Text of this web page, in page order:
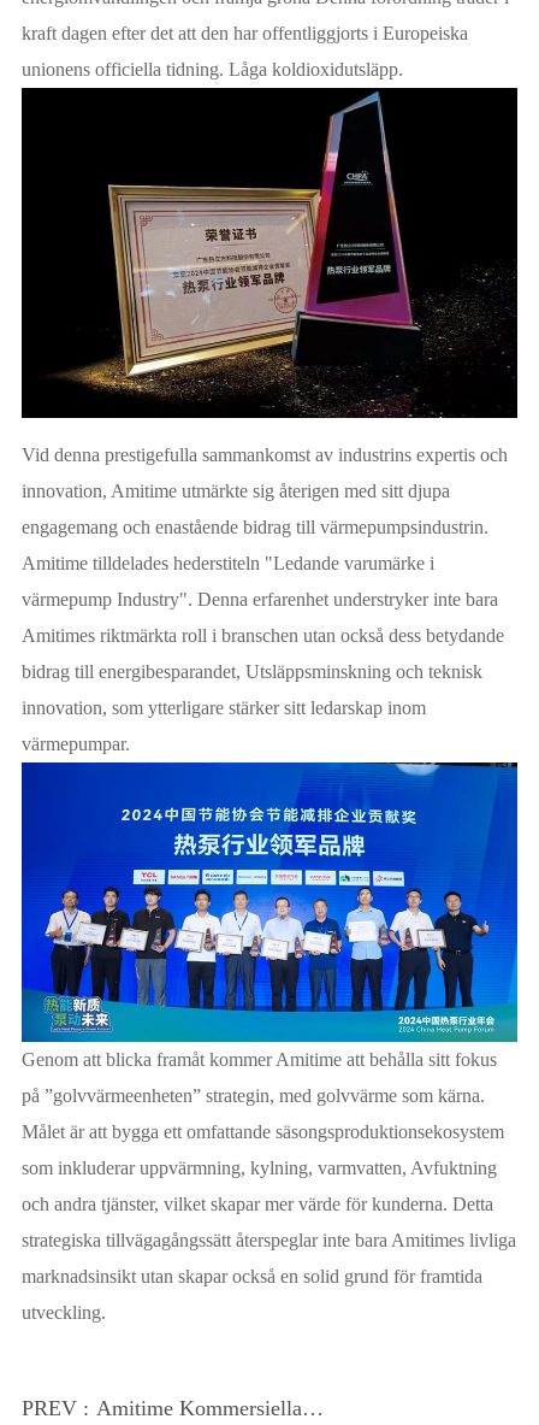
kraft dagen efter det att den har offentliggjorts i Europeiska
unionens officiella tidning. Låga koldioxidutsläpp.
Vid denna prestigefulla sammankomst av industrins expertis och
innovation, Amitime utmärkte sig återigen med sitt djupa
engagemang och enastående bidrag till värmepumpsindustrin.
Amitime tilldelades hederstiteln "Ledande varumärke i
värmepump Industry". Denna erfarenhet understryker inte bara
Amitimes riktmärkta roll i branschen utan också dess betydande
bidrag till energibesparandet, Utsläppsminskning och teknisk
innovation, som ytterligare stärker sitt ledarskap inom
värmepumpar.
Genom att blicka framåt kommer Amitime att behålla sitt fokus
på ”golvvärmeenheten” strategin, med golvvärme som kärna.
Målet är att bygga ett omfattande säsongsproduktionsekosystem
som inkluderar uppvärmning, kylning, varmvatten, Avfuktning
och andra tjänster, vilket skapar mer värde för kunderna. Detta
strategiska tillvägagångssätt återspeglar inte bara Amitimes livliga
marknadsinsikt utan skapar också en solid grund för framtida
utveckling.
PREV : Amitime Kommersiella